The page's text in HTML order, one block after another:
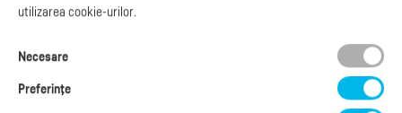
ajutor?
L-V: 09:00 - 17:00
0368 409 233
utilizarea cookie-urilor.
Necesare
Preferinţe